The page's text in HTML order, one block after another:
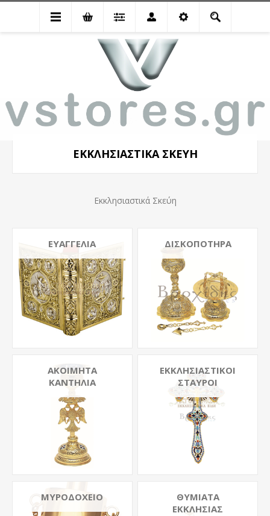
Εκκλησιαστικά Είδη Εκκλησιαστικά Σκεύη
ΕΚΚΛΗΣΙΑΣΤΙΚΆ ΣΚΕΎΗ
Εκκλησιαστικά Σκεύη
ΕΥΑΓΓΈΛΙΑ ΔΙΣΚΟΠΌΤΗΡΑ
ΑΚΟΊΜΗΤΑ
ΚΑΝΤΉΛΙΑ
ΕΚΚΛΗΣΙΑΣΤΙΚΟΊ
ΣΤΑΥΡΟΊ
ΜΥΡΟΔΟΧΕΊΟ
ΘΥΜΙΑΤΆ
ΕΚΚΛΗΣΊΑΣ